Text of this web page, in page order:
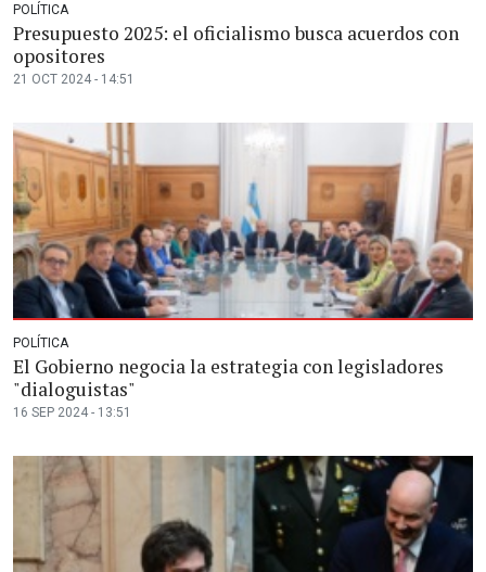
POLÍTICA
Presupuesto 2025: el oficialismo busca acuerdos con
opositores
21 OCT 2024 - 14:51
POLÍTICA
El Gobierno negocia la estrategia con legisladores
"dialoguistas"
16 SEP 2024 - 13:51